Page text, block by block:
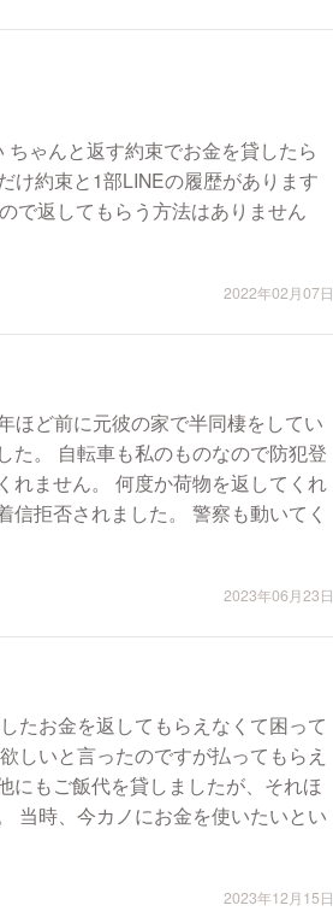
ちゃんと返す約束でお金を貸したら
で返してもらう方法はありません
2022年02月07日
ほど前に元彼の家で半同棲をしてい
た。 自転車も私のものなので防犯登
れません。 何度か荷物を返してくれ
拒否されました。 警察も動いてく
2023年06月23日
たお金を返してもらえなくて困って
しいと言ったのですが払ってもらえ
にもご飯代を貸しましたが、それほ
当時、今カノにお金を使いたいとい
2023年12月15日